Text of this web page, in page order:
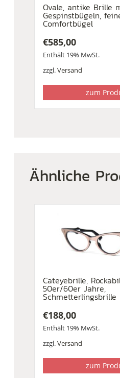
Ovale, antike Brille
Gespinstbügeln,
Comfortbügel
€585,00
Enthält 19% MwSt.
zzgl.Versand
zum
Ähnliche
Cateyebrille,
50er/60er Jahre,
Schmetterlingsbrille
€188,00
Enthält 19% MwSt.
zzgl.Versand
zum